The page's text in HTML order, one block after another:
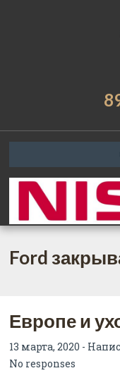
Ford
Европе и
13 марта, 2020 -
No responses